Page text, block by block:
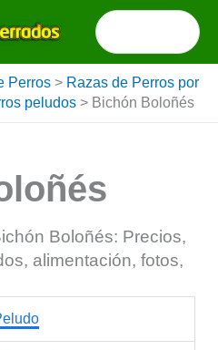
Buscar
por:
Perros > Razas de Perros por
peludos > Bichón Boloñés
Boloñés: Precios,
alimentación, fotos,